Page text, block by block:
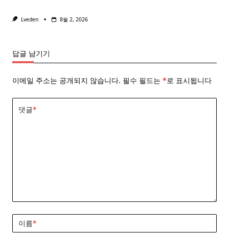
Lveden 8월 2, 2026
답글 남기기
이메일 주소는 공개되지 않습니다. 필수 필드는 *로 표시됩니다
댓글*
이름*